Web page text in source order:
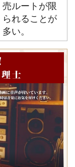
売ルートが限
られることが
多い。